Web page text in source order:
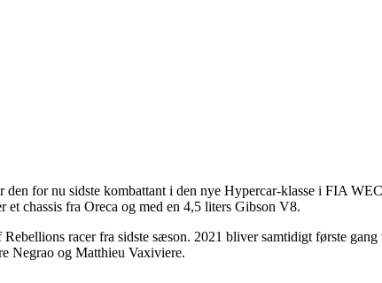
for nu sidste kombattant i den nye Hypercar-klasse i FIA
chassis fra Oreca og med en 4,5 liters Gibson V8.
racer fra sidste sæson. 2021 bliver samtidigt første
Negrao og Matthieu Vaxiviere.